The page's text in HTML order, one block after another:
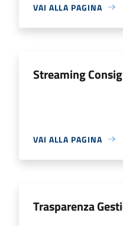
VAI ALLA PAGINA
Streaming
VAI ALLA PAGINA
Trasparenza